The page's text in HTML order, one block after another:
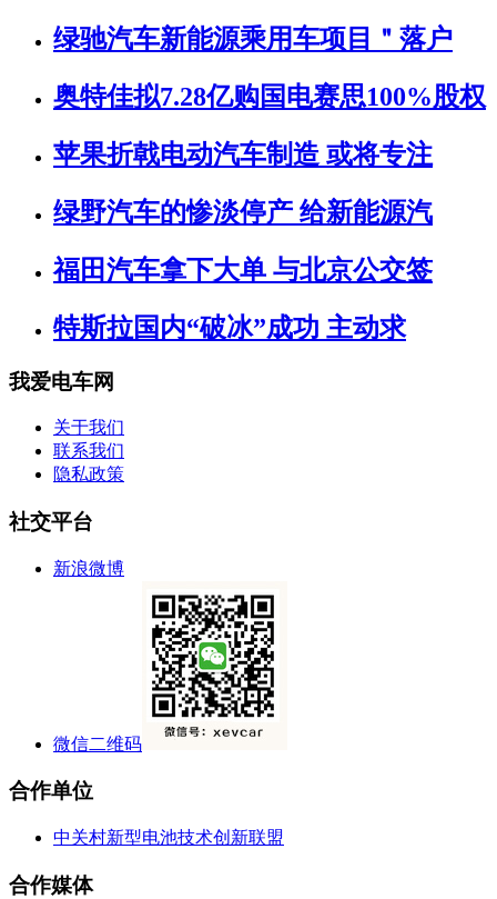
绿驰汽车新能源乘用车项目＂落户
奥特佳拟7.28亿购国电赛思100%股权
苹果折戟电动汽车制造 或将专注
绿野汽车的惨淡停产 给新能源汽
福田汽车拿下大单 与北京公交签
特斯拉国内“破冰”成功 主动求
我爱电车网
关于我们
联系我们
隐私政策
社交平台
新浪微博
微信二维码
合作单位
中关村新型电池技术创新联盟
合作媒体